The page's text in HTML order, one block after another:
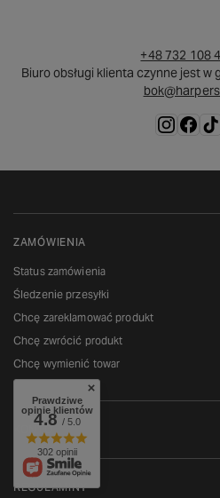
+48 732 108
Biuro obsługi klienta czynne jest w
ZAMÓWIENIA
Status zamówienia
Śledzenie przesyłki
Chcę zareklamować produkt
Chcę zwrócić produkt
Chcę wymienić towar
KONTO
REGULAMINY
Prawdziwe
opinie klientów
4.8/ 5.0
302 opinii